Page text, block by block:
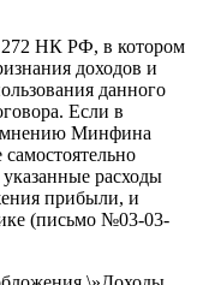
272 НК РФ, в котором
доходов и
данного
Если в
мнению Минфина
расходы
прибыли, и
(письмо №03-03-